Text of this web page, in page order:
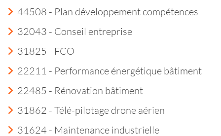
44508 - Plan développement compétences
32043 - Conseil entreprise
31825 - FCO
22211 - Performance énergétique bâtiment
22485 - Rénovation bâtiment
31862 - Télé-pilotage drone aérien
31624 - Maintenance industrielle